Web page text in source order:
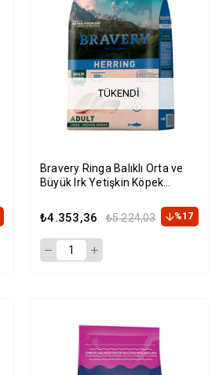
TÜKENDI
Bravery Ringa Balıklı Orta ve
Büyük Irk Yetişkin Köpek
₺4.353,36 ₺5.224,03 %17